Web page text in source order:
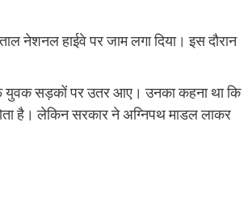
नेशनल हाईवे पर जाम लगा दिया। इस दौरान
युवक सड़कों पर उतर आए। उनका कहना था कि
है। लेकिन सरकार ने अग्निपथ माडल लाकर